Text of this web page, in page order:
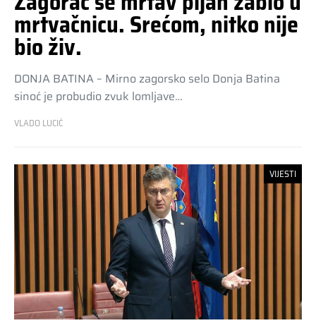
mrtvačnicu. Srećom, nitko nije
bio živ.
DONJA BATINA – Mirno zagorsko selo Donja Batina
sinoć je probudio zvuk lomljave…
VLADO LUCIĆ
VIJESTI